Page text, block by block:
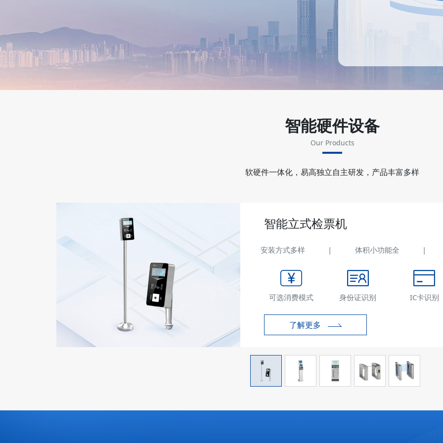
智能硬件设备
Our Products
软硬件一体化，易高独立自主研发，产品丰富多样
智能立式检票机
安装方式多样 体积小功能全 | 功能可定制 | 可检票可消费
可选消费模式 IC卡识别 二维码识别
了解更多